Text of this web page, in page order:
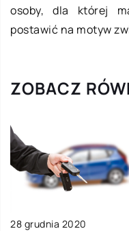
osoby, dla której
postawić na motyw
ZOBACZ
28 grudnia 2020